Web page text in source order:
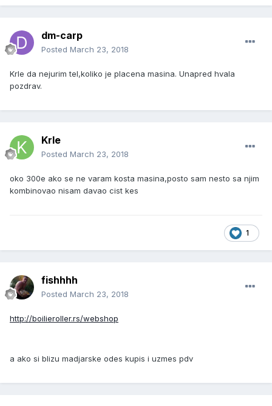
dm-carp
Posted March 23, 2018
Krle da nejurim tel,koliko je placena masina. Unapred hvala
pozdrav.
Krle
Posted March 23, 2018
oko 300e ako se ne varam kosta masina,posto sam nesto sa njim
kombinovao nisam davao cist kes
1
fishhhh
Posted March 23, 2018
http://boilieroller.rs/webshop
a ako si blizu madjarske odes kupis i uzmes pdv